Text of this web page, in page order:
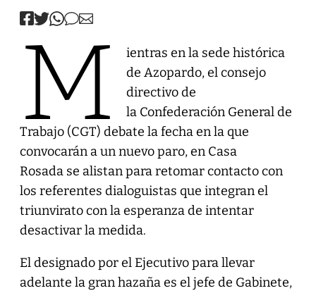
M
ientras en la sede histórica
de Azopardo, el consejo
directivo de
la Confederación General de
Trabajo (CGT) debate la fecha en la que
convocarán a un nuevo paro, en Casa
Rosada se alistan para retomar contacto con
los referentes dialoguistas que integran el
triunvirato con la esperanza de intentar
desactivar la medida.
El designado por el Ejecutivo para llevar
adelante la gran hazaña es el jefe de Gabinete,